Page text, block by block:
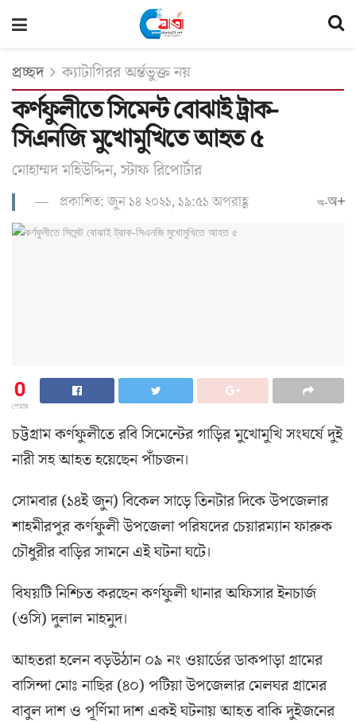
প্রচ্ছদ ক্যাটাগিরর অর্ন্তভুক্ত নয়
কর্ণফুলীতে সিমেন্ট বোঝাই ট্রাক-
সিএনজি মুখোমুখিতে আহত ৫
মোহাম্মদ মহিউদ্দিন, স্টাফ রিপোর্টার
প্রকাশিত: জুন ১৪ ২০২১, ১৯:৫১ অপরাহ্ণ অ-অ+
0
শেয়ার
চট্টগ্রাম কর্ণফুলীতে রবি সিমেন্টের গাড়ির মুখোমুখি সংঘর্ষে দুই
নারী সহ আহত হয়েছেন পাঁচজন।
সোমবার (১৪ই জুন) বিকেল সাড়ে তিনটার দিকে উপজেলার
শাহমীরপুর কর্ণফুলী উপজেলা পরিষদের চেয়ারম্যান ফারুক
চৌধুরীর বাড়ির সামনে এই ঘটনা ঘটে।
বিষয়টি নিশ্চিত করছেন কর্ণফুলী থানার অফিসার ইনচার্জ
(ওসি) দুলাল মাহমুদ।
আহতরা হলেন বড়উঠান ০৯ নং ওয়ার্ডের ডাকপাড়া গ্রামের
বাসিন্দা মোঃ নাছির (৪০) পটিয়া উপজেলার মেলঘর গ্রামের
বাবুল দাশ ও পূর্ণিমা দাশ একই ঘটনায় আহত বাকি দুইজনের